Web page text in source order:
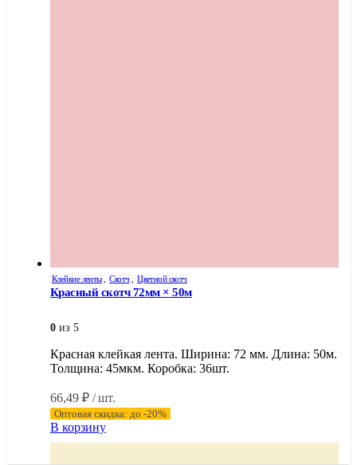
Клейкие ленты, Скотч , Цветной скотч
Красный скотч 72мм × 50м
0 из 5
Красная клейкая лента. Ширина: 72 мм. Длина: 50м.
Толщина: 45мкм. Коробка: 36шт.
66,49 ₽ / шт.
Оптовая скидка: до -20%
В корзину